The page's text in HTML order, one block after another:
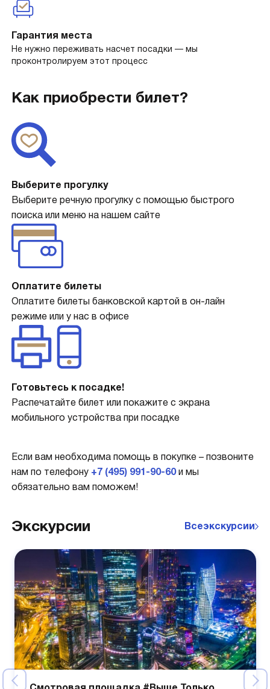
Гарантия места
Не нужно переживать насчет посадки — мы
проконтролируем этот процесс
Как приобрести билет?
Выберите прогулку
Выберите речную прогулку с помощью быстрого
поиска или меню на нашем сайте
Оплатите билеты
Оплатите билеты банковской картой в он-лайн
режиме или у нас в офисе
Готовьтесь к посадке!
Распечатайте билет или покажите с экрана
мобильного устройства при посадке
Если вам необходима помощь в покупке – позвоните
нам по телефону +7 (495) 991-90-60и мы
обязательно вам поможем!
Экскурсии Всеэкскурсии